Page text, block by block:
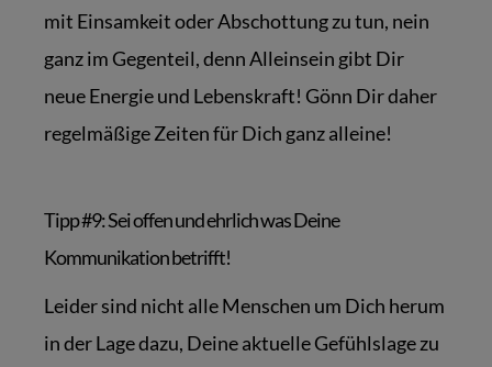
mit Einsamkeit oder Abschottung zu tun, nein
ganz im Gegenteil, denn Alleinsein gibt Dir
neue Energie und Lebenskraft! Gönn Dir daher
regelmäßige Zeiten für Dich ganz alleine!
Tipp #9: Sei offen und ehrlich was Deine
Kommunikation betrifft!
Leider sind nicht alle Menschen um Dich herum
in der Lage dazu, Deine aktuelle Gefühlslage zu